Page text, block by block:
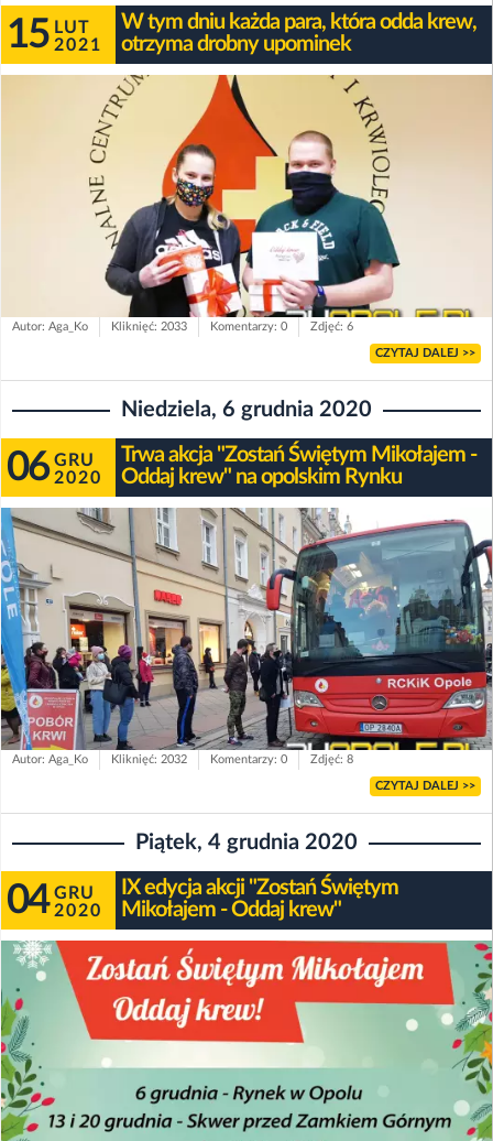
15 LUT
2021
W tym dniu każda para, która odda krew,
otrzyma drobny upominek
Autor: Aga_Ko Kliknięć: 2033 Komentarzy: 0 Zdjęć: 6
CZYTAJ DALEJ >>
Niedziela, 6 grudnia 2020
06 GRU
2020
Trwa akcja "Zostań Świętym Mikołajem -
Oddaj krew" na opolskim Rynku
Autor: Aga_Ko Kliknięć: 2032 Komentarzy: 0 Zdjęć: 8
CZYTAJ DALEJ >>
Piątek, 4 grudnia 2020
04 GRU
2020
IX edycja akcji "Zostań Świętym
Mikołajem - Oddaj krew"